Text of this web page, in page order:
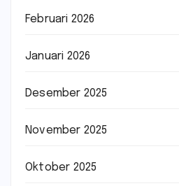
Februari 2026
Januari 2026
Desember 2025
November 2025
Oktober 2025